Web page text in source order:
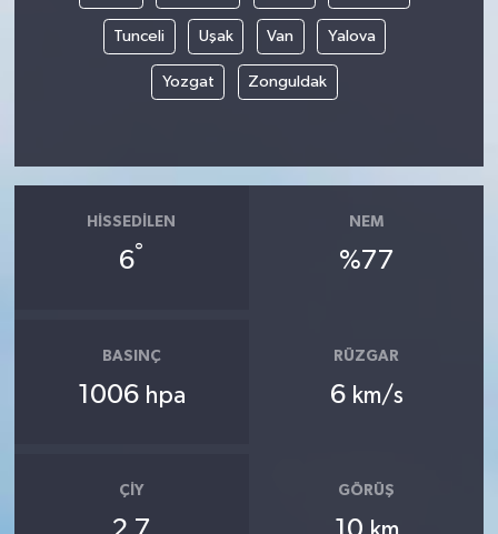
Tunceli Uşak Van Yalova
Yozgat Zonguldak
HISSEDILEN
6°
NEM
%77
BASINÇ
1006 hpa
RÜZGAR
6 km/s
ÇIY GÖRÜŞ